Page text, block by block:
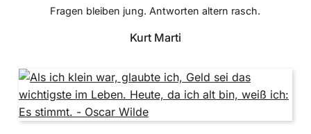
Fragen bleiben jung. Antworten altern rasch.
Kurt Marti